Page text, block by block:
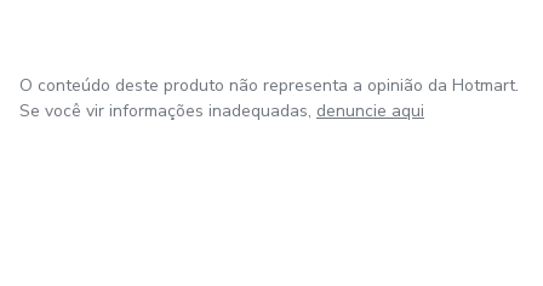
O conteúdo deste produto não representa a opinião da Hotmart.
Se você vir informações inadequadas, denuncie aqui